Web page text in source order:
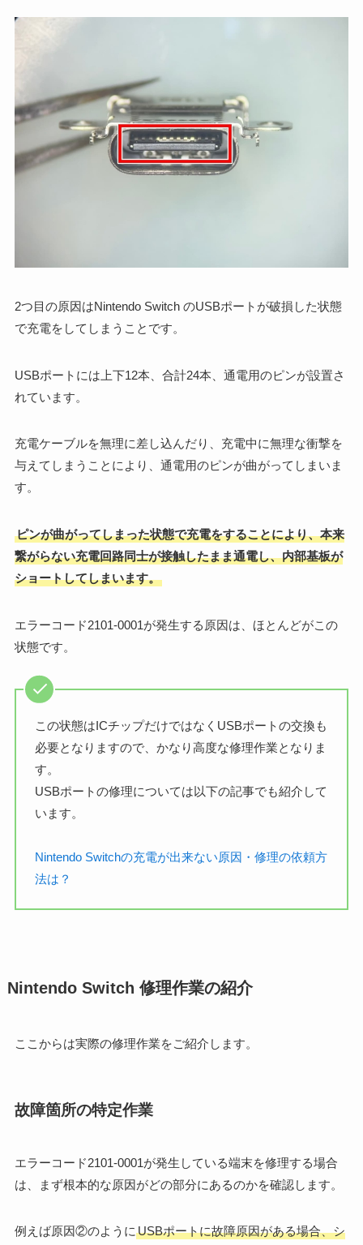
2つ目の原因はNintendo Switch のUSBポートが破損した状態
で充電をしてしまうことです。
USBポートには上下12本、合計24本、通電用のピンが設置さ
れています。
充電ケーブルを無理に差し込んだり、充電中に無理な衝撃を
与えてしまうことにより、通電用のピンが曲がってしまいま
す。
ピンが曲がってしまった状態で充電をすることにより、本来
繋がらない充電回路同士が接触したまま通電し、内部基板が
ショートしてしまいます。
エラーコード2101-0001が発生する原因は、ほとんどがこの
状態です。
この状態はICチップだけではなくUSBポートの交換も
必要となりますので、かなり高度な修理作業となりま
す。
USBポートの修理については以下の記事でも紹介して
います。
Nintendo Switchの充電が出来ない原因・修理の依頼方
法は？
Nintendo Switch 修理作業の紹介
ここからは実際の修理作業をご紹介します。
故障箇所の特定作業
エラーコード2101-0001が発生している端末を修理する場合
は、まず根本的な原因がどの部分にあるのかを確認します。
例えば原因②のように USBポートに故障原因がある場合、シ